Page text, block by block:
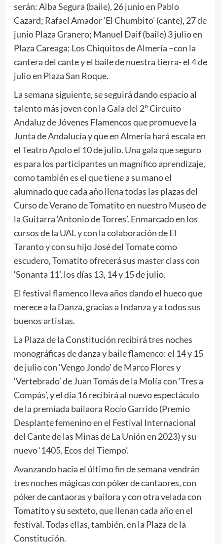
serán: Alba Segura (baile), 26 junio en Pablo
Cazard; Rafael Amador ‘El Chumbito’ (cante), 27 de
junio Plaza Granero; Manuel Daif (baile) 3 julio en
Plaza Careaga; Los Chiquitos de Almería –con la
cantera del cante y el baile de nuestra tierra- el 4 de
julio en Plaza San Roque.
La semana siguiente, se seguirá dando espacio al
talento más joven con la Gala del 2º Circuito
Andaluz de Jóvenes Flamencos que promueve la
Junta de Andalucía y que en Almería hará escala en
el Teatro Apolo el 10 de julio. Una gala que seguro
es para los participantes un magnífico aprendizaje,
como también es el que tiene a su mano el
alumnado que cada año llena todas las plazas del
Curso de Verano de Tomatito en nuestro Museo de
la Guitarra ‘Antonio de Torres’. Enmarcado en los
cursos de la UAL y con la colaboración de El
Taranto y con su hijo José del Tomate como
escudero, Tomatito ofrecerá sus master class con
‘Sonanta 11’, los días 13, 14 y 15 de julio.
El festival flamenco lleva años dando el hueco que
merece a la Danza, gracias a Indanza y a todos sus
buenos artistas.
La Plaza de la Constitución recibirá tres noches
monográficas de danza y baile flamenco: el 14 y 15
de julio con ‘Vengo Jondo’ de Marco Flores y
‘Vertebrado’ de Juan Tomás de la Molía con ‘Tres a
Compás’, y el día 16 recibirá al nuevo espectáculo
de la premiada bailaora Rocío Garrido (Premio
Desplante femenino en el Festival Internacional
del Cante de las Minas de La Unión en 2023) y su
nuevo ‘1405. Ecos del Tiempo’.
Avanzando hacia el último fin de semana vendrán
tres noches mágicas con póker de cantaores, con
póker de cantaoras y bailora y con otra velada con
Tomatito y su sexteto, que llenan cada año en el
festival. Todas ellas, también, en la Plaza de la
Constitución.